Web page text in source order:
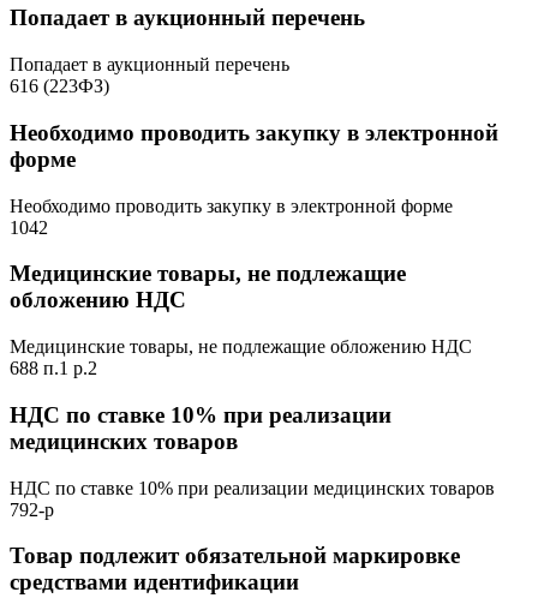
Попадает в аукционный перечень
Попадает в аукционный перечень
616 (223ФЗ)
Необходимо проводить закупку в электронной
форме
Необходимо проводить закупку в электронной форме
1042
Медицинские товары, не подлежащие
обложению НДС
Медицинские товары, не подлежащие обложению НДС
688 п.1 р.2
НДС по ставке 10% при реализации
медицинских товаров
НДС по ставке 10% при реализации медицинских товаров
792-р
Товар подлежит обязательной маркировке
средствами идентификации